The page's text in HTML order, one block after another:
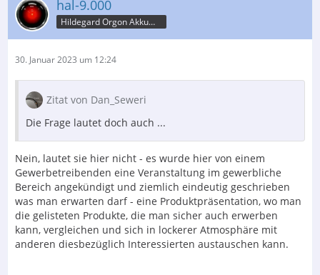
hal-9.000
Hildegard Orgon Akkumulator
30. Januar 2023 um 12:24
Zitat von Dan_Seweri
Die Frage lautet doch auch ...
Nein, lautet sie hier nicht - es wurde hier von einem
Gewerbetreibenden eine Veranstaltung im gewerbliche
Bereich angekündigt und ziemlich eindeutig geschrieben
was man erwarten darf - eine Produktpräsentation, wo man
die gelisteten Produkte, die man sicher auch erwerben
kann, vergleichen und sich in lockerer Atmosphäre mit
anderen diesbezüglich Interessierten austauschen kann.